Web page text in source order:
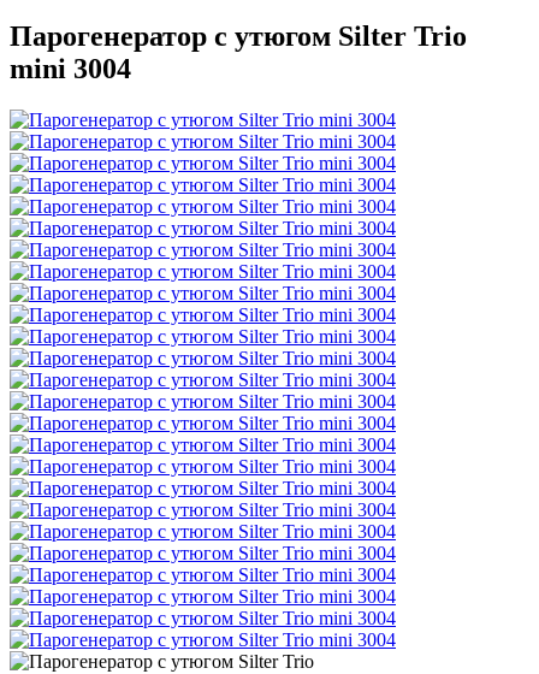
Парогенератор с утюгом Silter Trio
mini 3004